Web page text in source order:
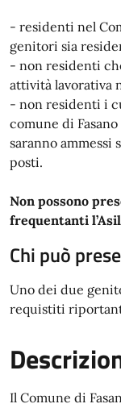
- residenti nel
genitori sia
- non residenti
attività lavorativa
- non residenti i
comune di
saranno ammessi
posti.
Non possono
frequentanti
Chi può
Uno dei due
requistiti
Il Comune di